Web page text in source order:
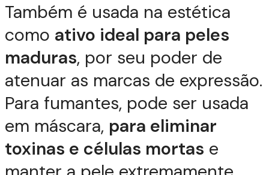
Também é usada na estética
como ativo ideal para peles
maduras, por seu poder de
atenuar as marcas de expressão.
Para fumantes, pode ser usada
em máscara, para eliminar
toxinas e células mortas e